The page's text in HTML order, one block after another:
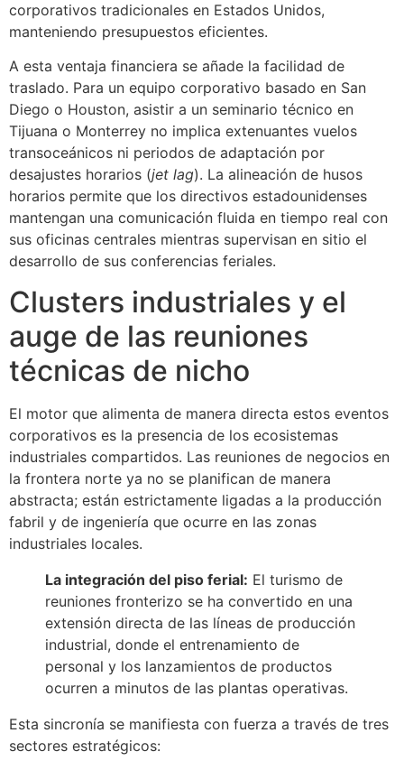
corporativos tradicionales en Estados Unidos,
manteniendo presupuestos eficientes.
A esta ventaja financiera se añade la facilidad de
traslado. Para un equipo corporativo basado en San
Diego o Houston, asistir a un seminario técnico en
Tijuana o Monterrey no implica extenuantes vuelos
transoceánicos ni periodos de adaptación por
desajustes horarios (jet lag). La alineación de husos
horarios permite que los directivos estadounidenses
mantengan una comunicación fluida en tiempo real con
sus oficinas centrales mientras supervisan en sitio el
desarrollo de sus conferencias feriales.
Clusters industriales y el
auge de las reuniones
técnicas de nicho
El motor que alimenta de manera directa estos eventos
corporativos es la presencia de los ecosistemas
industriales compartidos. Las reuniones de negocios en
la frontera norte ya no se planifican de manera
abstracta; están estrictamente ligadas a la producción
fabril y de ingeniería que ocurre en las zonas
industriales locales.
La integración del piso ferial: El turismo de
reuniones fronterizo se ha convertido en una
extensión directa de las líneas de producción
industrial, donde el entrenamiento de
personal y los lanzamientos de productos
ocurren a minutos de las plantas operativas.
Esta sincronía se manifiesta con fuerza a través de tres
sectores estratégicos: